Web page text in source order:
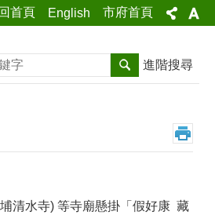
回首頁 English 市府首頁
搜尋 進階搜尋
清水寺) 等寺廟懸掛「假好康 藏